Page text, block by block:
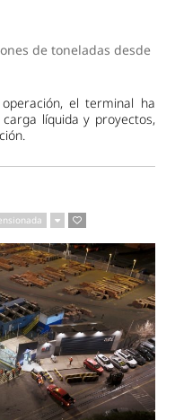
de toneladas desde
el terminal ha
líquida y proyectos,